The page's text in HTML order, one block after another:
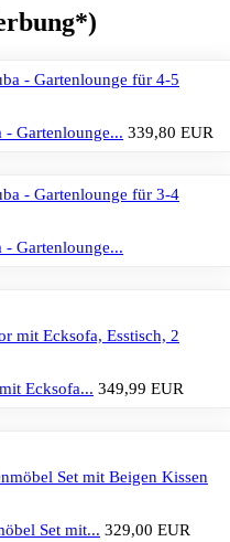
Gartenlounge... 339,80 EUR
Gartenlounge...
Ecksofa... 349,99 EUR
Set mit... 329,00 EUR